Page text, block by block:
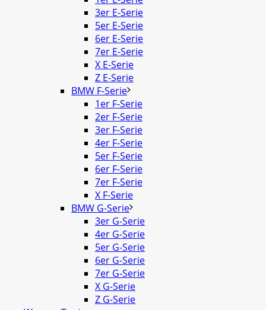
3er E-Serie
5er E-Serie
6er E-Serie
7er E-Serie
X E-Serie
Z E-Serie
BMW F-Serie
1er F-Serie
2er F-Serie
3er F-Serie
4er F-Serie
5er F-Serie
6er F-Serie
7er F-Serie
X F-Serie
BMW G-Serie
3er G-Serie
4er G-Serie
5er G-Serie
6er G-Serie
7er G-Serie
X G-Serie
Z G-Serie